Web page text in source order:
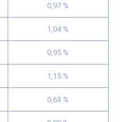
0,97 %
1,04 %
0,95 %
1,15 %
0,63 %